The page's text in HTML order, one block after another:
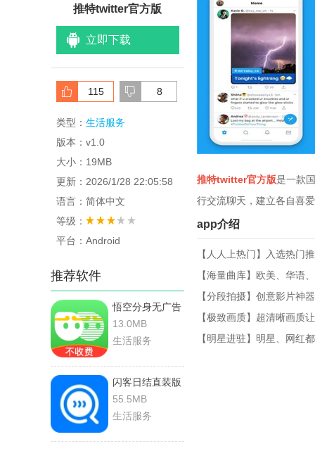
推特twitter官方版
立即下载
115 8
类型： 生活服务
版本：v1.0
大小：19MB
更新：2026/1/28 22:05:58
语言：简体中文
等级：
平台：Android
推荐软件
悟空分身无广告
版
13.0MB
生活服务
闪客日结直装版
55.5MB
生活服务
推特twitter官方版是一款
行交流聊天，建立各自喜
app介绍
【人人上热门】入选热门
【海量曲库】欧美、华语
【分段拍摄】创意影片神
【极致画质】超清晰画质
【明星进驻】明星、网红